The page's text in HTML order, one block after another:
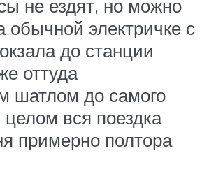
не ездят, но можно
обычной электричке с
до станции
оттуда
шатлом до самого
вся поездка
примерно полтора